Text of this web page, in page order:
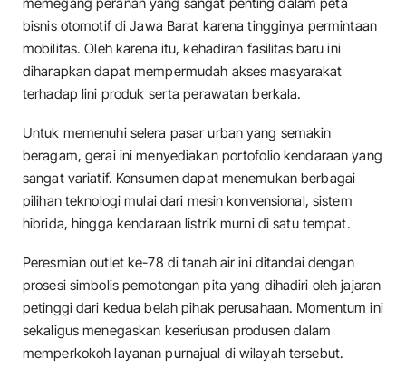
bisnis otomotif di Jawa Barat karena tingginya permintaan
mobilitas. Oleh karena itu, kehadiran fasilitas baru ini
diharapkan dapat mempermudah akses masyarakat
terhadap lini produk serta perawatan berkala.
​Untuk memenuhi selera pasar urban yang semakin
beragam, gerai ini menyediakan portofolio kendaraan yang
sangat variatif. Konsumen dapat menemukan berbagai
pilihan teknologi mulai dari mesin konvensional, sistem
hibrida, hingga kendaraan listrik murni di satu tempat.
​Peresmian outlet ke-78 di tanah air ini ditandai dengan
prosesi simbolis pemotongan pita yang dihadiri oleh jajaran
petinggi dari kedua belah pihak perusahaan. Momentum ini
sekaligus menegaskan keseriusan produsen dalam
memperkokoh layanan purnajual di wilayah tersebut.